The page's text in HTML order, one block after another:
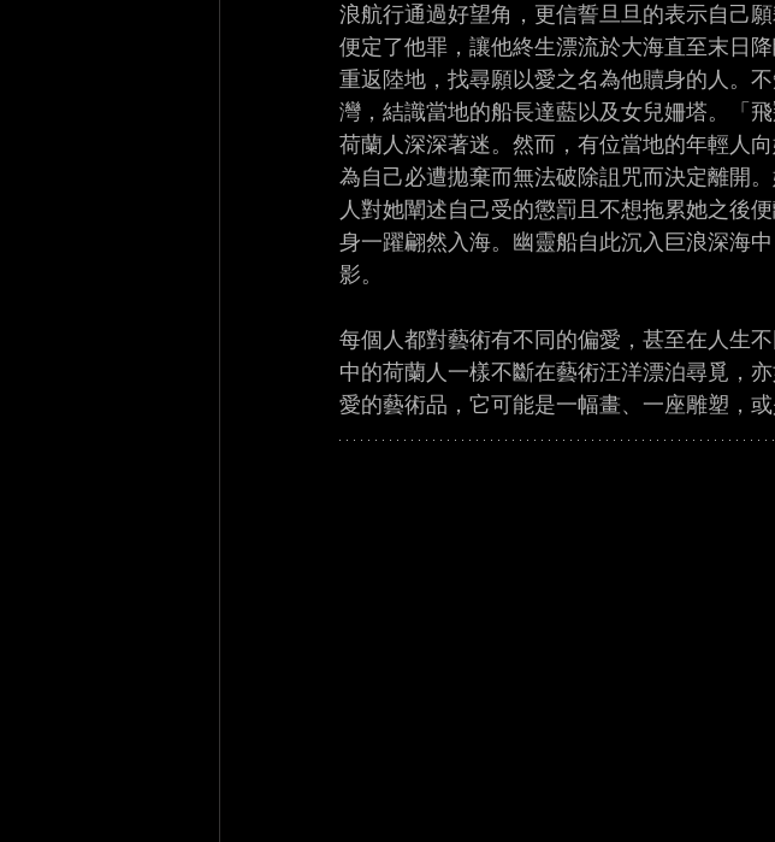
浪航行通過好望角，更信誓旦旦的表示自己
便定了他罪，讓他終生漂流於大海直至末日
重返陸地，找尋願以愛之名為他贖身的人。
灣，結識當地的船長達藍以及女兒姍塔。「
荷蘭人深深著迷。然而，有位當地的年輕人
為自己必遭拋棄而無法破除詛咒而決定離開
人對她闡述自己受的懲罰且不想拖累她之後
身一躍翩然入海。幽靈船自此沉入巨浪深海
影。
每個人都對藝術有不同的偏愛，甚至在人生
中的荷蘭人一樣不斷在藝術汪洋漂泊尋覓，
愛的藝術品，它可能是一幅畫、一座雕塑，